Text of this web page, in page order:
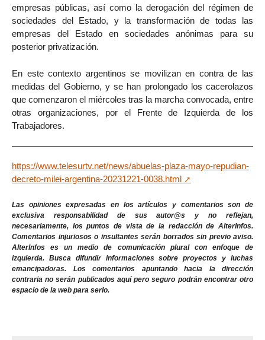
empresas públicas, así como la derogación del régimen de
sociedades del Estado, y la transformación de todas las
empresas del Estado en sociedades anónimas para su
posterior privatización.
En este contexto argentinos se movilizan en contra de las
medidas del Gobierno, y se han prolongado los cacerolazos
que comenzaron el miércoles tras la marcha convocada, entre
otras organizaciones, por el Frente de Izquierda de los
Trabajadores.
https://www.telesurtv.net/news/abuelas-plaza-mayo-repudian-
decreto-milei-argentina-20231221-0038.html
Las opiniones expresadas en los artículos y comentarios son de
exclusiva responsabilidad de sus autor@s y no reflejan,
necesariamente, los puntos de vista de la redacción de AlterInfos.
Comentarios injuriosos o insultantes serán borrados sin previo aviso.
AlterInfos es un medio de comunicación plural con enfoque de
izquierda. Busca difundir informaciones sobre proyectos y luchas
emancipadoras. Los comentarios apuntando hacia la dirección
contraria no serán publicados aquí pero seguro podrán encontrar otro
espacio de la web para serlo.